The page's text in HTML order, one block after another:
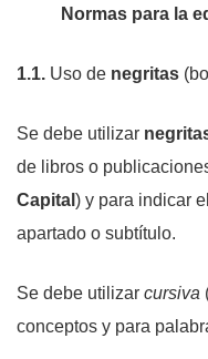
Normas para la
1.1. Uso de negritas
Se debe utilizar
de libros o
Capital ) y para indicar
apartado o subtítulo.
Se debe utilizar cursiva
conceptos y para